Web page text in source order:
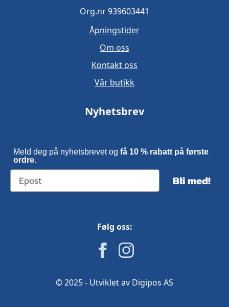
Org.nr 939603441
Åpningstider
Om oss
Kontakt oss
Vår butikk
Nyhetsbrev
Meld deg på nyhetsbrevet og få 10 % rabatt på første
ordre.
Bli med!
Følg oss:
© 2025 - Utviklet av Digipos AS